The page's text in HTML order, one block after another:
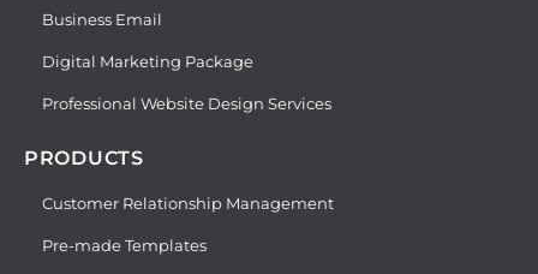
Business Email
Digital Marketing Package
Professional Website Design Services
PRODUCTS
Customer Relationship Management
Pre-made Templates